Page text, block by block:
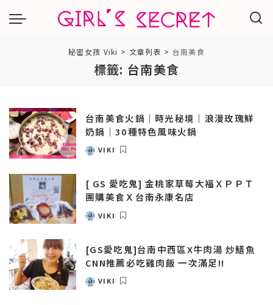
秘密女孩 Viki > 文章列表 > 台南美食
標籤: 台南美食
台南美食火鍋｜時光秘境｜浪漫玫瑰鮮
奶鍋｜30種特色風味火鍋
POSTED
VIKI
[ GS 愛吃鬼] 金桃家草莓大福ＸＰＰＴ
團購美食Ｘ台南永康名店
POSTED
VIKI
[GS愛吃鬼]台南中西區X牛肉湯 炒鱔魚
CNN推薦必吃雞肉飯 一次滿足!!
POSTED
VIKI